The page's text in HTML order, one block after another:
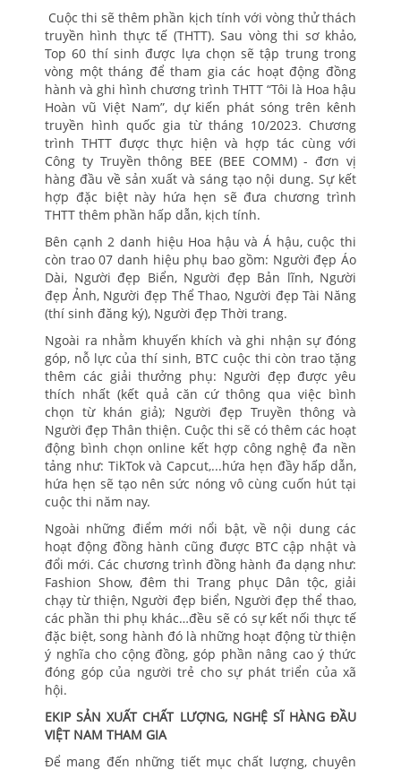
Cuộc thi sẽ thêm phần kịch tính với vòng thử thách
truyền hình thực tế (THTT). Sau vòng thi sơ khảo,
Top 60 thí sinh được lựa chọn sẽ tập trung trong
vòng một tháng để tham gia các hoạt động đồng
hành và ghi hình chương trình THTT “Tôi là Hoa hậu
Hoàn vũ Việt Nam”, dự kiến phát sóng trên kênh
truyền hình quốc gia từ tháng 10/2023. Chương
trình THTT được thực hiện và hợp tác cùng với
Công ty Truyền thông BEE (BEE COMM) - đơn vị
hàng đầu về sản xuất và sáng tạo nội dung. Sự kết
hợp đặc biệt này hứa hẹn sẽ đưa chương trình
THTT thêm phần hấp dẫn, kịch tính.
Bên cạnh 2 danh hiệu Hoa hậu và Á hậu, cuộc thi
còn trao 07 danh hiệu phụ bao gồm: Người đẹp Áo
Dài, Người đẹp Biển, Người đẹp Bản lĩnh, Người
đẹp Ảnh, Người đẹp Thể Thao, Người đẹp Tài Năng
(thí sinh đăng ký), Người đẹp Thời trang.
Ngoài ra nhằm khuyến khích và ghi nhận sự đóng
góp, nỗ lực của thí sinh, BTC cuộc thi còn trao tặng
thêm các giải thưởng phụ: Người đẹp được yêu
thích nhất (kết quả căn cứ thông qua việc bình
chọn từ khán giả); Người đẹp Truyền thông và
Người đẹp Thân thiện. Cuộc thi sẽ có thêm các hoạt
động bình chọn online kết hợp công nghệ đa nền
tảng như: TikTok và Capcut,...hứa hẹn đầy hấp dẫn,
hứa hẹn sẽ tạo nên sức nóng vô cùng cuốn hút tại
cuộc thi năm nay.
Ngoài những điểm mới nổi bật, về nội dung các
hoạt động đồng hành cũng được BTC cập nhật và
đổi mới. Các chương trình đồng hành đa dạng như:
Fashion Show, đêm thi Trang phục Dân tộc, giải
chạy từ thiện, Người đẹp biển, Người đẹp thể thao,
các phần thi phụ khác…đều sẽ có sự kết nối thực tế
đặc biệt, song hành đó là những hoạt động từ thiện
ý nghĩa cho cộng đồng, góp phần nâng cao ý thức
đóng góp của người trẻ cho sự phát triển của xã
hội.
EKIP SẢN XUẤT CHẤT LƯỢNG, NGHỆ SĨ HÀNG ĐẦU
VIỆT NAM THAM GIA
Để mang đến những tiết mục chất lượng, chuyên